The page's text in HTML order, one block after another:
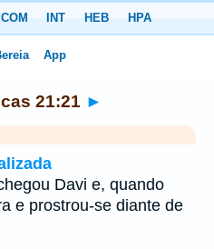
21:21 ►
Davi e, quando
e prostrou-se diante de